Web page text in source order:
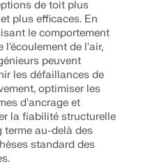
de toit plus
plus efficaces. En
le comportement
l'écoulement de l'air,
peuvent
les défaillances de
optimiser les
d'ancrage et
la fiabilité structurelle
terme au-delà des
standard des